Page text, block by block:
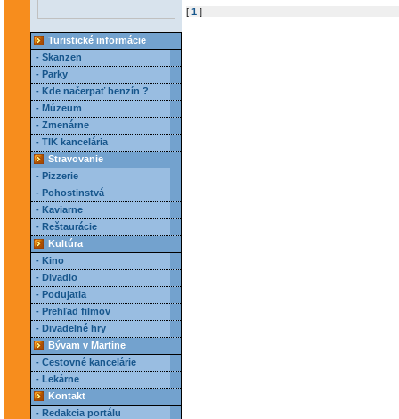
Turistické informácie
- Skanzen
- Parky
- Kde načerpať benzín ?
- Múzeum
- Zmenárne
- TIK kancelária
Stravovanie
- Pizzerie
- Pohostinstvá
- Kaviarne
- Reštaurácie
Kultúra
- Kino
- Divadlo
- Podujatia
- Prehľad filmov
- Divadelné hry
Bývam v Martine
- Cestovné kancelárie
- Lekárne
Kontakt
- Redakcia portálu
[ 1 ]